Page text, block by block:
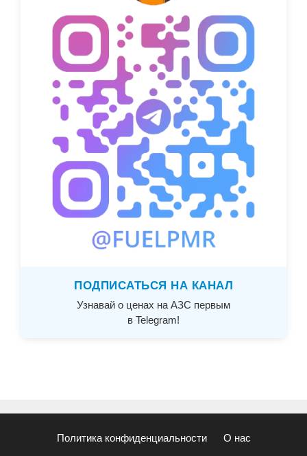
ПОДПИСАТЬСЯ НА КАНАЛ
Узнавай о ценах на АЗС первым
в Telegram!
Политика конфиденциальности О нас